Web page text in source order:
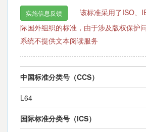
实施信息反馈
该标准采用了ISO、
际国外组织的标准，由于涉及版权保护
系统不提供文本阅读服务
中国标准分类号（CCS）
L64
国际标准分类号（ICS）